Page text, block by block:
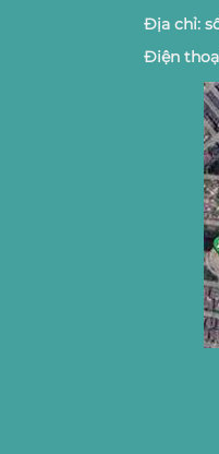
Địa chỉ:
Điện